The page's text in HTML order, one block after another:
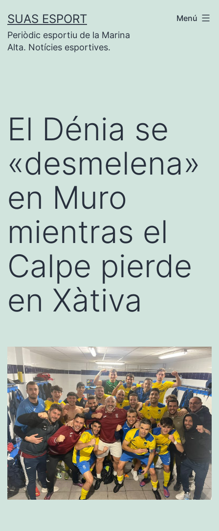
contenido
SUAS ESPORT
Periòdic esportiu de la Marina
Alta. Notícies esportives.
Menú
El Dénia se
«desmelena»
en Muro
mientras el
Calpe pierde
en Xàtiva